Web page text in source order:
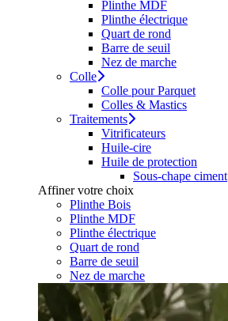
Plinthe MDF
Plinthe électrique
Quart de rond
Barre de seuil
Nez de marche
Colle
Colle pour Parquet
Colles & Mastics
Traitements
Vitrificateurs
Huile-cire
Huile de protection
Sous-chape ciment
Affiner votre choix
Plinthe Bois
Plinthe MDF
Plinthe électrique
Quart de rond
Barre de seuil
Nez de marche